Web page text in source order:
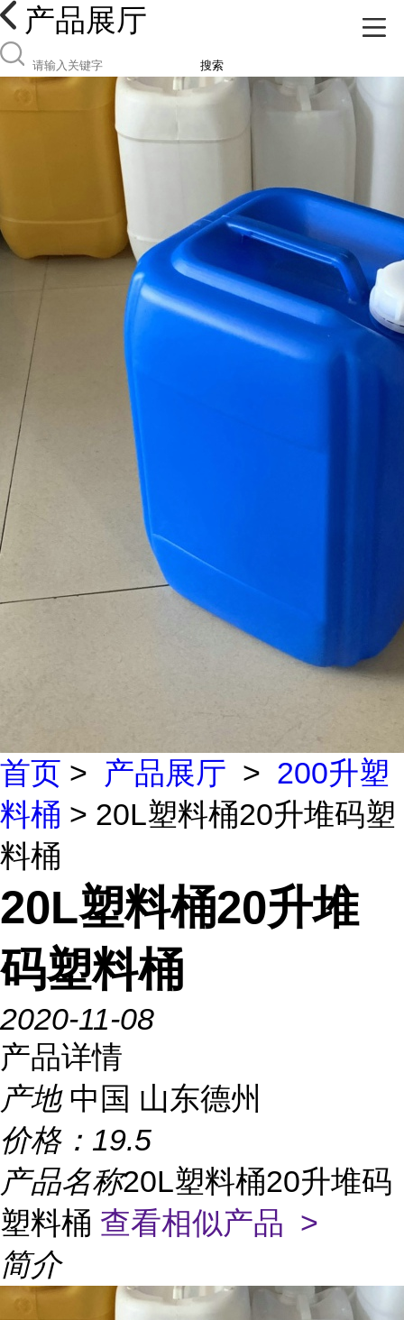
产品展厅
搜索
首页 > 产品展厅 > 200升塑
料桶 > 20L塑料桶20升堆码塑
料桶
20L塑料桶20升堆
码塑料桶
2020-11-08
产品详情
产地 中国 山东德州
价格： 19.5
产品名称20L塑料桶20升堆码
塑料桶 查看相似产品 >
简介